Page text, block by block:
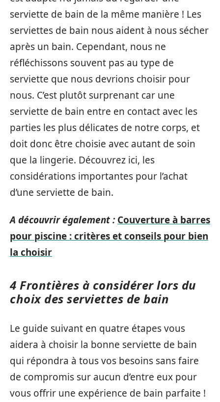
serviette de bain de la même manière ! Les
serviettes de bain nous aident à nous sécher
après un bain. Cependant, nous ne
réfléchissons souvent pas au type de
serviette que nous devrions choisir pour
nous. C’est plutôt surprenant car une
serviette de bain entre en contact avec les
parties les plus délicates de notre corps, et
doit donc être choisie avec autant de soin
que la lingerie. Découvrez ici, les
considérations importantes pour l’achat
d’une serviette de bain.
A découvrir également : Couverture à barres
pour piscine : critères et conseils pour bien
la choisir
4 Frontières à considérer lors du
choix des serviettes de bain
Le guide suivant en quatre étapes vous
aidera à choisir la bonne serviette de bain
qui répondra à tous vos besoins sans faire
de compromis sur aucun d’entre eux pour
vous offrir une expérience de bain parfaite !